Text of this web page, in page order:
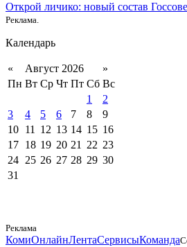
Открой личико: новый состав
Реклама.
Календарь
« Август 2026
»
Пн Вт Ср Чт Пт Сб Вс
1
2
3
4 5 6 7 8
9
10 11 12 13 14 15 16
17 18 19 20 21 22 23
24 25 26 27 28 29 30
31
Реклама
КомиОнлайнЛентаСервисыКоманда